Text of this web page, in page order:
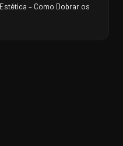
– Como Dobrar os